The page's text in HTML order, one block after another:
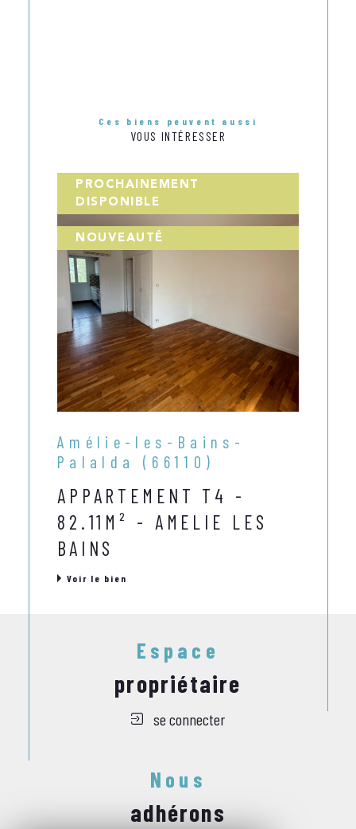
Ces biens peuvent aussi
VOUS INTÉRESSER
PROCHAINEMENT
DISPONIBLE
NOUVEAUTÉ
Amélie-les-Bains-
Palalda (66110)
APPARTEMENT T4 -
82.11M² - AMELIE LES
BAINS
Voir le bien
Espace
propriétaire
se connecter
Nous
adhérons